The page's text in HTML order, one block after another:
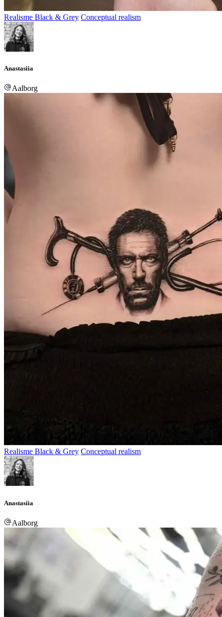
Realisme Black & Grey Conceptual realism
Anastasiia
Aalborg
Realisme Black & Grey Conceptual realism
Anastasiia
Aalborg